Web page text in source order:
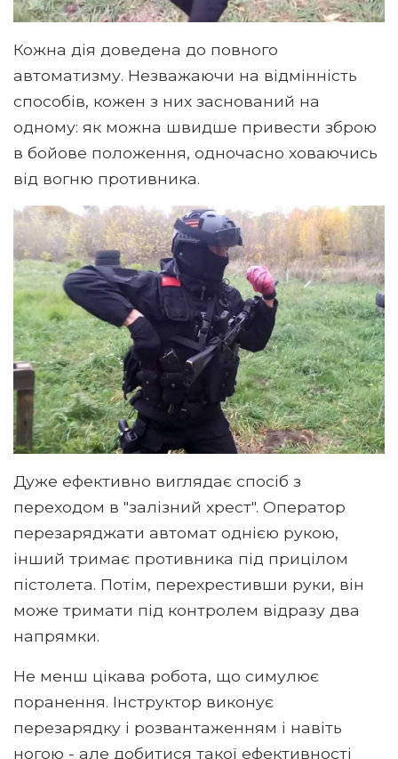
Кожна дія доведена до повного
автоматизму. Незважаючи на відмінність
способів, кожен з них заснований на
одному: як можна швидше привести зброю
в бойове положення, одночасно ховаючись
від вогню противника.
Дуже ефективно виглядає спосіб з
переходом в "залізний хрест". Оператор
перезаряджати автомат однією рукою,
інший тримає противника під прицілом
пістолета. Потім, перехрестивши руки, він
може тримати під контролем відразу два
напрямки.
Не менш цікава робота, що симулює
поранення. Інструктор виконує
перезарядку і розвантаженням і навіть
ногою - але добитися такої ефективності